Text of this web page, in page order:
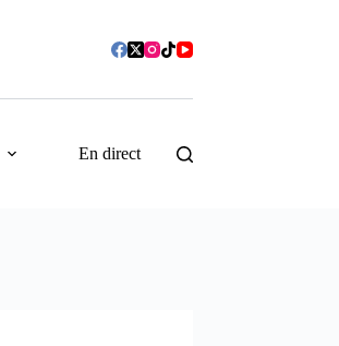
En direct